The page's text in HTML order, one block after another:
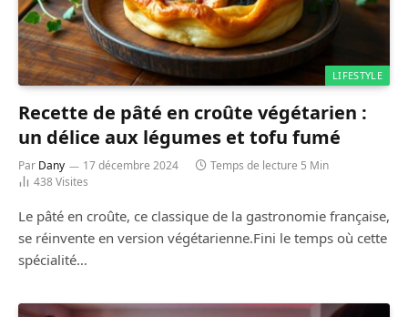
LIFESTYLE
Recette de pâté en croûte végétarien :
un délice aux légumes et tofu fumé
Par Dany 17 décembre 2024
Temps de lecture 5 Min
438Visites
Le pâté en croûte, ce classique de la gastronomie française,
se réinvente en version végétarienne.Fini le temps où cette
spécialité…